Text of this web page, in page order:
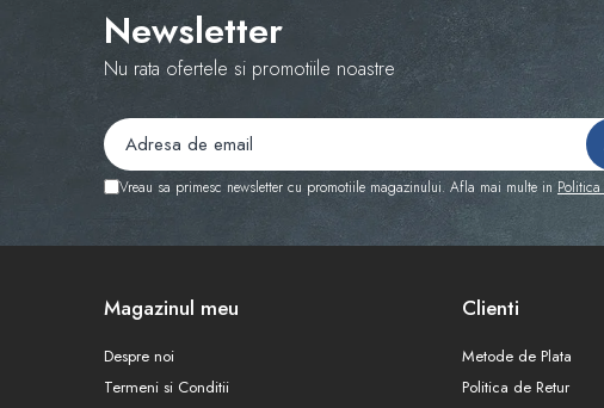
Newsletter
Nu rata ofertele si promotiile noastre
Vreau sa primesc newsletter cu promotiile magazinului. Afla mai multe in
Magazinul meu
Despre noi
Termeni si Conditii
Clienti
Metode de Plata
Politica de Retur